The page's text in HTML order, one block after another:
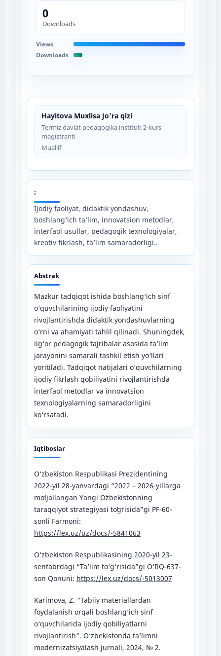
Hayitova Muxlisa Jo’ra qizi
Termiz davlat pedagogika instituti 2-kurs
magistranti
Muallif
;
Ijodiy faoliyat, didaktik yondashuv,
boshlang‘ich ta’lim, innovatsion metodlar,
interfaol usullar, pedagogik texnologiyalar,
kreativ fikrlash, ta’lim samaradorligi..
Abstrak
Mazkur tadqiqot ishida boshlang‘ich sinf
o‘quvchilarining ijodiy faoliyatini
rivojlantirishda didaktik yondashuvlarning
o‘rni va ahamiyati tahlil qilinadi. Shuningdek,
ilg‘or pedagogik tajribalar asosida ta’lim
jarayonini samarali tashkil etish yo‘llari
yoritiladi. Tadqiqot natijalari o‘quvchilarning
ijodiy fikrlash qobiliyatini rivojlantirishda
interfaol metodlar va innovatsion
texnologiyalarning samaradorligini
ko‘rsatadi.
Iqtiboslar
O‘zbekiston Respublikasi Prezidentining
2022-yil 28-yanvardagi “2022 – 2026-yillarga
moʻljallangan Yangi Oʻzbekistonning
taraqqiyot strategiyasi toʻgʻrisida”gi PF-60-
sonli Farmoni:
https://lex.uz/uz/docs/-5841063
O‘zbekiston Respublikasining 2020-yil 23-
sentabrdagi “Ta’lim to‘g‘risida”gi O‘RQ-637-
son Qonuni: https://lex.uz/docs/-5013007
Karimova, Z. “Tabiiy materiallardan
foydalanish orqali boshlang‘ich sinf
o‘quvchilarida ijodiy qobiliyatlarni
rivojlantirish”. O‘zbekistonda ta’limni
modernizatsiyalash jurnali, 2024, № 2.
0
Downloads
Views
Downloads